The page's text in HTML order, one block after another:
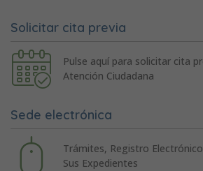
Solicitar cita previa
Pulse aquí para solicitar cita
Atención Ciudadana
Sede electrónica
Trámites, Registro
Sus Expedientes